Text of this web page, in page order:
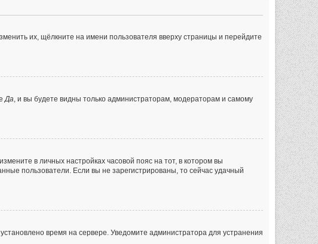
их, щёлкните на имени пользователя вверху страницы и перейдите
Да, и вы будете видны только администраторам, модераторам и самому
в личных настройках часовой пояс на тот, в котором вы
пользователи. Если вы не зарегистрированы, то сейчас удачный
время на сервере. Уведомите администратора для устранения